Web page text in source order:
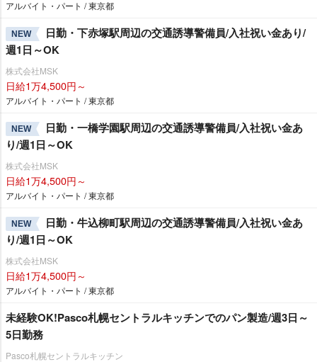
アルバイト・パート / 東京都
NEW
日勤・下赤塚駅周辺の交通誘導警備員/入社祝い金あり/
週1日～OK
株式会社MSK
日給1万4,500円～
アルバイト・パート / 東京都
NEW
日勤・一橋学園駅周辺の交通誘導警備員/入社祝い金あ
り/週1日～OK
株式会社MSK
日給1万4,500円～
アルバイト・パート / 東京都
NEW
日勤・牛込柳町駅周辺の交通誘導警備員/入社祝い金あ
り/週1日～OK
株式会社MSK
日給1万4,500円～
アルバイト・パート / 東京都
未経験OK!Pasco札幌セントラルキッチンでのパン製造/週3日～
5日勤務
Pasco札幌セントラルキッチン